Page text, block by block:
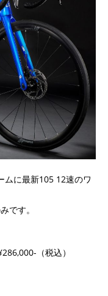
ムに最新105 12速のワ
です。
（税込）